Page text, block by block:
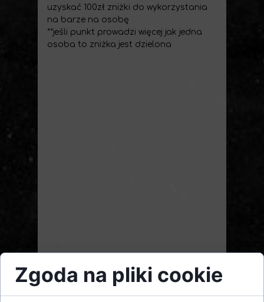
uzyskać 100zł zniżki do wykorzystania
na barze na osobę
**jeśli punkt prowadzi więcej jak jedna
osoba to zniżka jest dzielona
Zgoda na pliki cookie